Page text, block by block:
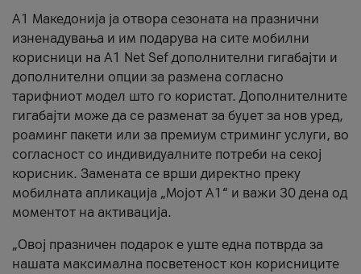
А1 Македонија ја отвора сезоната на празнични
изненадувања и им подарува на сите мобилни
корисници на A1 Net Sef дополнителни гигабајти и
дополнителни опции за размена согласно
тарифниот модел што го користат. Дополнителните
гигабајти може да се разменат за буџет за нов уред,
роаминг пакети или за премиум стриминг услуги, во
согласност со индивидуалните потреби на секој
корисник. Замената се врши директно преку
мобилната апликација „Мојот А1“ и важи 30 дена од
моментот на активација.
„Овој празничен подарок е уште една потврда за
нашата максимална посветеност кон корисниците